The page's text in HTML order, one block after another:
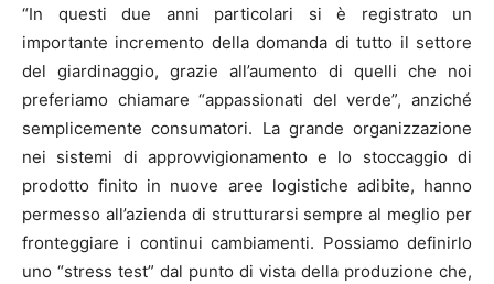
“In questi due anni particolari si è registrato un
importante incremento della domanda di tutto il settore
del giardinaggio, grazie all’aumento di quelli che noi
preferiamo chiamare “appassionati del verde”, anziché
semplicemente consumatori. La grande organizzazione
nei sistemi di approvvigionamento e lo stoccaggio di
prodotto finito in nuove aree logistiche adibite, hanno
permesso all’azienda di strutturarsi sempre al meglio per
fronteggiare i continui cambiamenti. Possiamo definirlo
uno “stress test” dal punto di vista della produzione che,